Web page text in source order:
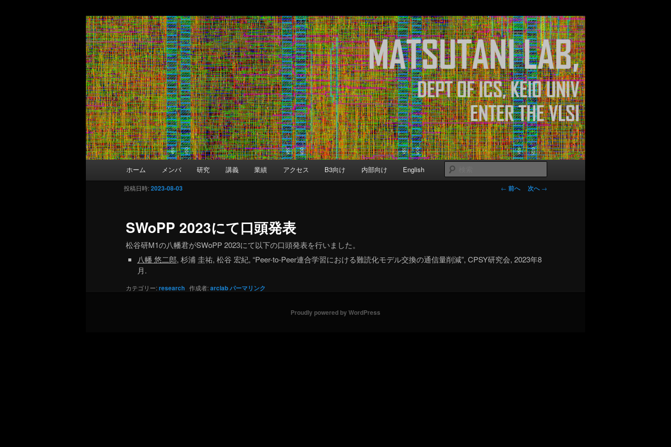
Matsutani Lab
Department of Information and Computer Science, Keio University
ホーム メンバ 研究 講義 業績 アクセス B3向け 内部向け English
投稿ナビゲー
← 前へ 次へ→
SWoPP 2023にて口頭発表
投稿日時:2023-08-03
松谷研M1の八幡君がSWoPP 2023にて以下の口頭発表を行いました。
八幡 悠二郎, 杉浦 圭祐, 松谷 宏紀, “Peer-to-Peer連合学習における難読化モデル交換の通信量削減”, CPSY研究会, 2023年8
月.
カテゴリー:research 作成者:arclabパーマリンク
Proudly powered by WordPress